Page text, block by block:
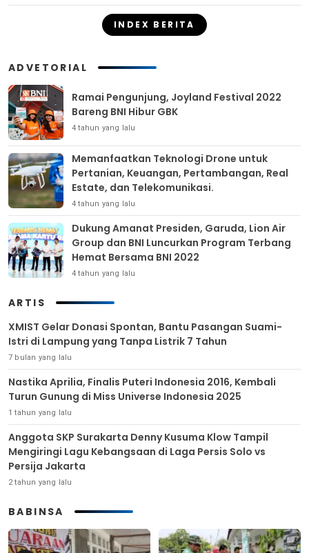
INDEX BERITA
ADVETORIAL
Ramai Pengunjung, Joyland Festival 2022
Bareng BNI Hibur GBK
4 tahun yang lalu
Memanfaatkan Teknologi Drone untuk
Pertanian, Keuangan, Pertambangan, Real
Estate, dan Telekomunikasi.
4 tahun yang lalu
Dukung Amanat Presiden, Garuda, Lion Air
Group dan BNI Luncurkan Program Terbang
Hemat Bersama BNI 2022
4 tahun yang lalu
ARTIS
XMIST Gelar Donasi Spontan, Bantu Pasangan Suami-
Istri di Lampung yang Tanpa Listrik 7 Tahun
7 bulan yang lalu
Nastika Aprilia, Finalis Puteri Indonesia 2016, Kembali
Turun Gunung di Miss Universe Indonesia 2025
1 tahun yang lalu
Anggota SKP Surakarta Denny Kusuma Klow Tampil
Mengiringi Lagu Kebangsaan di Laga Persis Solo vs
Persija Jakarta
2 tahun yang lalu
BABINSA